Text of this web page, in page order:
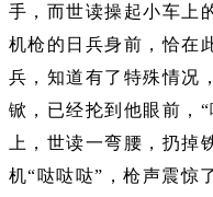
手，而世读操起小车上
机枪的日兵身前，恰在
兵，知道有了特殊情况
锨，已经抡到他眼前，
上，世读一弯腰，扔掉
机“哒哒哒”，枪声震惊